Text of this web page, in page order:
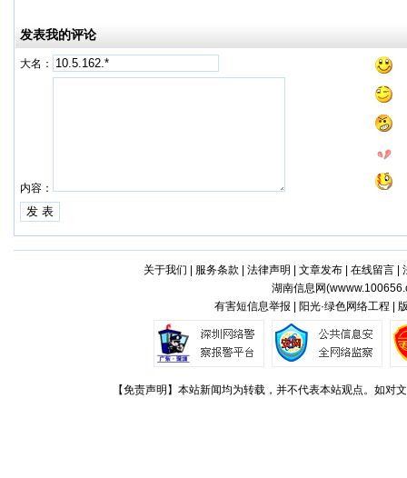
发表我的评论
大名：
内容：
关于我们 服务条款 法律声明 文章发布| 在线留言|
湖南信息网(
有害短信息举报 | 阳光·绿色网络工程 |
【免责声明】本站新闻均为转载，并不代表本站观点。如